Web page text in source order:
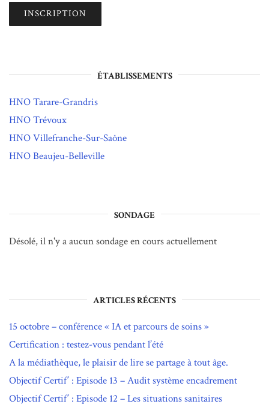
ÉTABLISSEMENTS
HNO Tarare-Grandris
HNO Trévoux
HNO Villefranche-Sur-Saône
HNO Beaujeu-Belleville
SONDAGE
Désolé, il n'y a aucun sondage en cours actuellement
ARTICLES RÉCENTS
15 octobre – conférence « IA et parcours de soins »
Certification : testez-vous pendant l’été
A la médiathèque, le plaisir de lire se partage à tout âge.
Objectif Certif’ : Episode 13 – Audit système encadrement
Objectif Certif’ : Episode 12 – Les situations sanitaires